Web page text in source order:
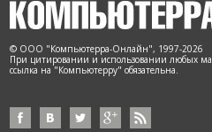
© ООО "Компьютерра-Онлайн", 1997-2026
При цитировании и использовании любых
ссылка на "Компьютерру" обязательна.